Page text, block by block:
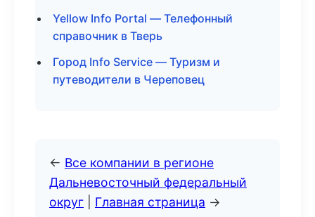
Yellow Info Portal — Телефонный
справочник в Тверь
Город Info Service — Туризм и
путеводители в Череповец
← Все компании в регионе
Дальневосточный федеральный
округ
Главная страница →